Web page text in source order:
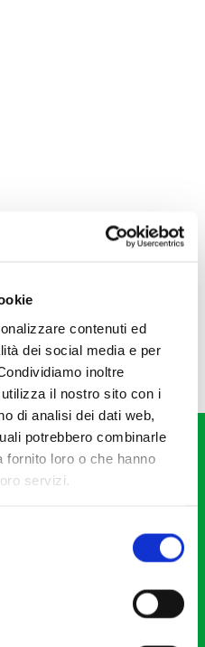
contenuti ed
dei social media e per
inoltre
il nostro sito con i
di analisi dei dati web,
potrebbero combinarle
fornito loro o che hanno
servizi.